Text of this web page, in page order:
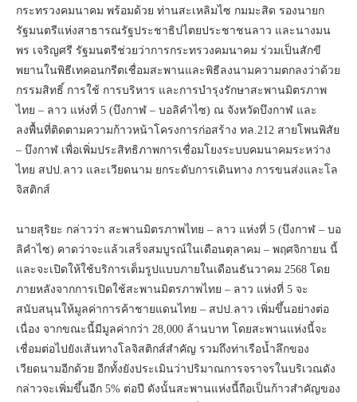
กระทรวงคมนาคม พร้อมด้วย ท่านสะเหลิมไซ กมมะสิด รองนายก
รัฐมนตรีแห่งสาธารณรัฐประชาธิปไตยประชาชนลาว และนางมน
พร เจริญศรี รัฐมนตรีช่วยว่าการกระทรวงคมนาคม ร่วมเป็นสักขี
พยานในพิธีเทคอนกรีตเชื่อมสะพานและพิธีลงนามความตกลงว่าด้วย
กรรมสิทธิ์ การใช้ การบริหาร และการบำรุงรักษาสะพานมิตรภาพ
ไทย – ลาว แห่งที่ 5 (บึงกาฬ – บอลิคำไซ) ณ จังหวัดบึงกาฬ และ
ลงพื้นที่ติดตามความก้าวหน้าโครงการก่อสร้าง ทล.212 สายโพนพิสัย
– บึงกาฬ เพื่อเพิ่มประสิทธิภาพการเชื่อมโยงระบบคมนาคมระหว่าง
ไทย สปป.ลาว และเวียดนาม ยกระดับการเดินทาง การขนส่งและโล
จิสติกส์
นายสุริยะ กล่าวว่า สะพานมิตรภาพไทย – ลาว แห่งที่ 5 (บึงกาฬ – บอ
ลิคำไซ) คาดว่าจะแล้วเสร็จสมบูรณ์ในเดือนตุลาคม – พฤศจิกายน นี้
และจะเปิดให้ใช้บริการเต็มรูปแบบภายในเดือนธันวาคม 2568 โดย
ภายหลังจากการเปิดใช้สะพานมิตรภาพไทย – ลาว แห่งที่ 5 จะ
สนับสนุนให้มูลค่าการค้าชายแดนไทย – สปป.ลาว เพิ่มขึ้นอย่างต่อ
เนื่อง จากขณะนี้มีมูลค่ากว่า 28,000 ล้านบาท โดยสะพานแห่งนี้จะ
เชื่อมต่อไปยังเส้นทางโลจิสติกส์สำคัญ รวมถึงท่าเรือน้ำลึกของ
เวียดนามอีกด้วย อีกทั้งยังประเมินว่าปริมาณการจราจรในบริเวณดัง
กล่าวจะเพิ่มขึ้นอีก 5% ต่อปี ดังนั้นสะพานแห่งนี้ถือเป็นก้าวสำคัญของ